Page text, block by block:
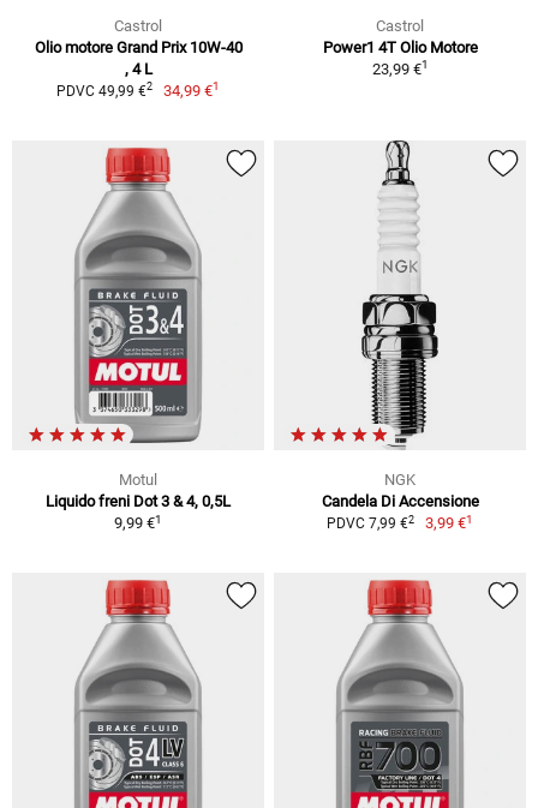
Castrol
Olio motore Grand Prix 10W-40
, 4 L
PDVC 49,99 €2 34,99 €1
Castrol
Power1 4T Olio Motore
23,99 €1
Motul
Liquido freni Dot 3 & 4, 0,5L
9,99 €1
NGK
Candela Di Accensione
PDVC 7,99 €2 3,99 €1